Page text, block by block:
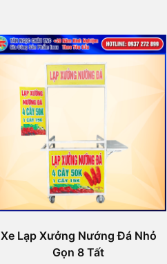
Xe Lạp Xưởng Nướng Đá Nhỏ
Gọn 8 Tất